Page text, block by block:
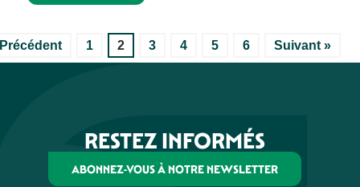
1 2 3 4 5 6 Suivant »
RESTEZ INFORMÉS
ABONNEZ-VOUS À NOTRE NEWSLETTER